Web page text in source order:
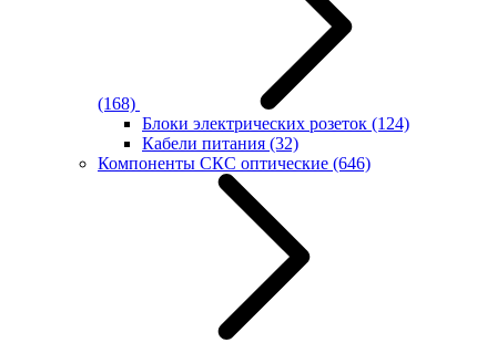
(168)
Блоки электрических розеток (124)
Кабели питания (32)
Компоненты СКС оптические (646)